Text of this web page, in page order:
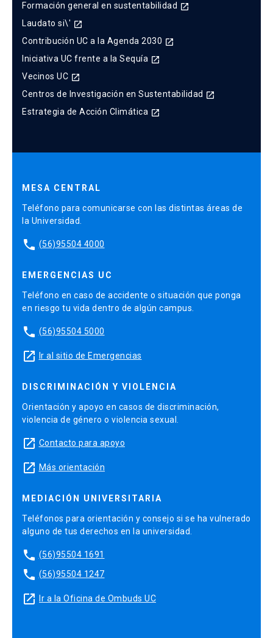
Formación general en sustentabilidad launch
Laudato si\' launch
Contribución UC a la Agenda 2030 launch
Iniciativa UC frente a la Sequía launch
Vecinos UC launch
Centros de Investigación en Sustentabilidad launch
Estrategia de Acción Climática launch
MESA CENTRAL
Teléfono para comunicarse con las distintas áreas de
la Universidad.
phone (56)95504 4000
EMERGENCIAS UC
Teléfono en caso de accidente o situación que ponga
en riesgo tu vida dentro de algún campus.
phone (56)95504 5000
launch Ir al sitio de Emergencias
DISCRIMINACIÓN Y VIOLENCIA
Orientación y apoyo en casos de discriminación,
violencia de género o violencia sexual.
launch Contacto para apoyo
launch Más orientación
MEDIACIÓN UNIVERSITARIA
Teléfonos para orientación y consejo si se ha vulnerado
alguno de tus derechos en la universidad.
phone (56)95504 1691
phone (56)95504 1247
launch Ir a la Oficina de Ombuds UC